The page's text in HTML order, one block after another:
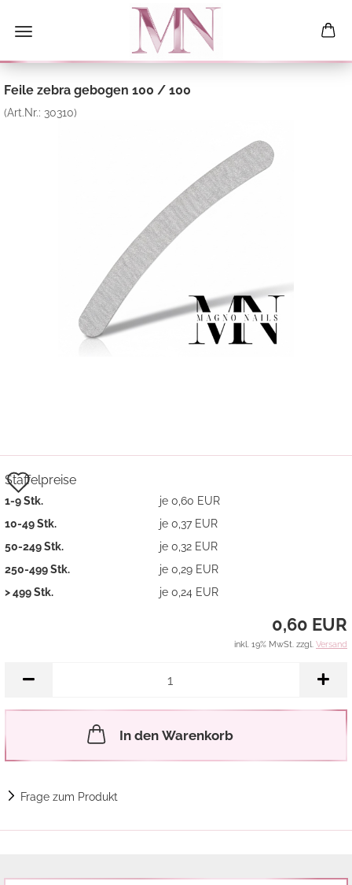
Feile zebra gebogen 100 / 100
(Art.Nr.: 30310)
Auf
den
Merkzettel
Staffelpreise
1-9 Stk.
je 0,60 EUR
10-49 Stk.
je 0,37 EUR
50-249 Stk.
je 0,32 EUR
250-499 Stk.
je 0,29 EUR
> 499 Stk.
je 0,24 EUR
0,60 EUR
inkl. 19% MwSt. zzgl. Versand
In den Warenkorb
Frage zum Produkt